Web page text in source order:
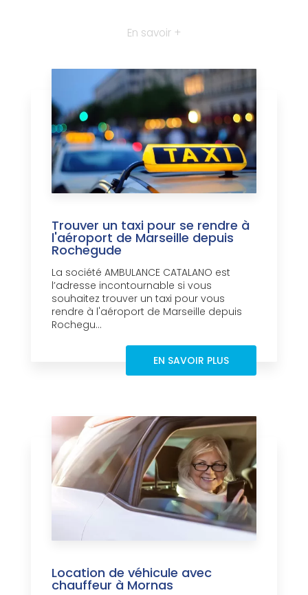
En savoir +
Trouver un taxi pour se rendre à
l'aéroport de Marseille depuis
Rochegude
La société AMBULANCE CATALANO est
l’adresse incontournable si vous
souhaitez trouver un taxi pour vous
rendre à l'aéroport de Marseille depuis
Rochegu...
EN SAVOIR PLUS
Location de véhicule avec
chauffeur à Mornas